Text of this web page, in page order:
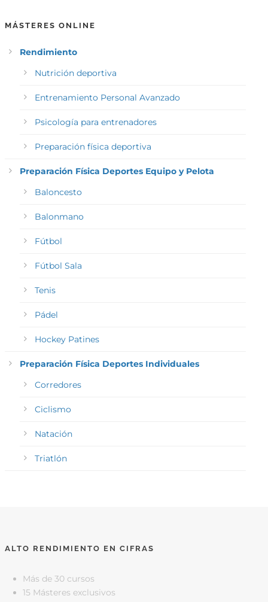
MÁSTERES ONLINE
Rendimiento
Nutrición deportiva
Entrenamiento Personal Avanzado
Psicología para entrenadores
Preparación física deportiva
Preparación Física Deportes Equipo y Pelota
Baloncesto
Balonmano
Fútbol
Fútbol Sala
Tenis
Pádel
Hockey Patines
Preparación Física Deportes Individuales
Corredores
Ciclismo
Natación
Triatlón
ALTO RENDIMIENTO EN CIFRAS
Más de 30 cursos
15 Másteres exclusivos